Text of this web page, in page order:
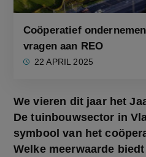
Coöperatief
vragen aan REO
22 APRIL 2025
We vieren dit jaar het
De tuinbouwsector in
symbool van het
Welke meerwaarde